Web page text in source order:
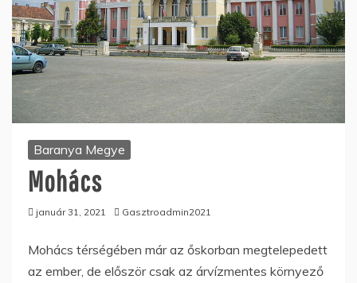
Baranya Megye
Mohács
január 31, 2021 Gasztroadmin2021
Mohács térségében már az őskorban megtelepedett
az ember, de először csak az árvízmentes környező